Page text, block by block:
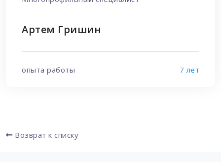
Артем Гришин
опыта работы 7 лет
Возврат к списку